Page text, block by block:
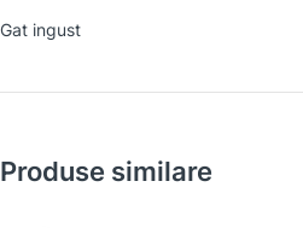
Gat ingust
Produse similare